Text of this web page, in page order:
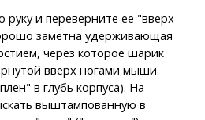
и переверните ее "вверх
заметна удерживающая
через которое шарик
вверх ногами мыши
в глубь корпуса). На
выштампованную в